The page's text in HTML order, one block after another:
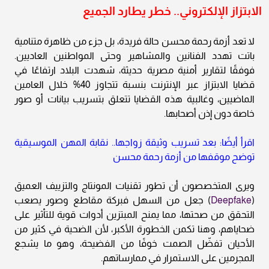
الابتزاز الإلكتروني.. خطر يطارد الجميع
لا تعد أزمة رحمة محسن حالة فريدة، بل جزء من ظاهرة متنامية
باتت تهدد الفنانين والمشاهير وحتى المواطنين العاديين.
فوفقًا لتقارير أمنية مصرية حديثة، شهدت البلاد ارتفاعًا في
قضايا الابتزاز عبر الإنترنت بنسبة تتجاوز 40% خلال العامين
الماضيين، وغالبية هذه القضايا تتعلق بتسريب بيانات أو صور
خاصة دون إذن أصحابها.
اقرأ أيضًا: بعد تسريب وثيقة زواجها.. نقابة المهن الموسيقية
توضح موقفها من أزمة رحمة محسن
ويرى المتخصصون أن تطور تقنيات المونتاج والتزييف العميق
(
Deepfake) جعل من السهل فبركة مقاطع وصور يصعب
التحقق من صحتها، مما يمنح المبتزين أدوات قوية للتأثير على
ضحاياهم، وهنا تكمن الخطورة الأكبر، لأن الضحية في كثير من
الأحيان تفضّل الصمت خوفًا من الفضيحة، وهو ما يشجع
المجرمين على الاستمرار في ممارساتهم.